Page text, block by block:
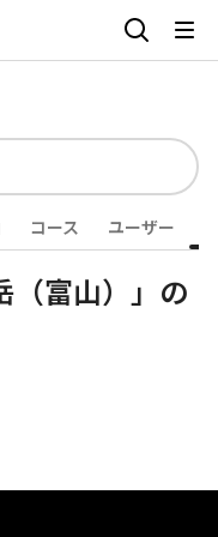
コース ユーザー
（富山）」の